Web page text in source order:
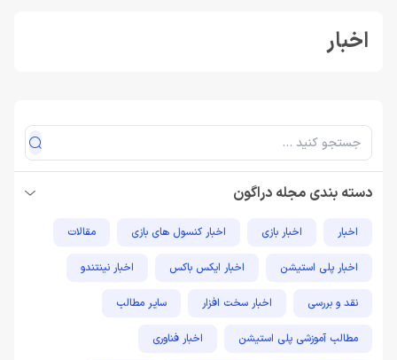
اخبار
دسته بندی مجله دراگون
اخبار اخبار بازی اخبار کنسول های بازی مقالات
اخبار پلی استیشن اخبار ایکس باکس اخبار نینتندو
نقد و بررسی اخبار سخت افزار سایر مطالب
مطالب آموزشی پلی استیشن اخبار فناوری